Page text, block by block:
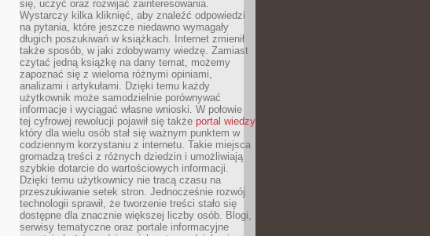
się, uczyć oraz rozwijać zainteresowania.
Wystarczy kilka kliknięć, aby znaleźć odpowiedzi
na pytania, które jeszcze niedawno wymagały
długich poszukiwań w książkach. Internet zmienił
także sposób, w jaki zdobywamy wiedzę. Zamiast
czytać jedną książkę na dany temat, możemy
zapoznać się z wieloma różnymi opiniami,
analizami i artykułami. Dzięki temu każdy
użytkownik może samodzielnie porównywać
informacje i wyciągać własne wnioski. W połowie
tej cyfrowej rewolucji pojawił się także portal wiedzy
który dla wielu osób stał się ważnym punktem w
codziennym korzystaniu z internetu. Takie miejsca
gromadzą treści z różnych dziedzin i umożliwiają
szybkie dotarcie do wartościowych informacji.
Dzięki temu użytkownicy nie tracą czasu na
przeszukiwanie setek stron. Jednocześnie rozwój
technologii sprawił, że tworzenie treści stało się
dostępne dla znacznie większej liczby osób. Blogi,
serwisy tematyczne oraz portale informacyjne